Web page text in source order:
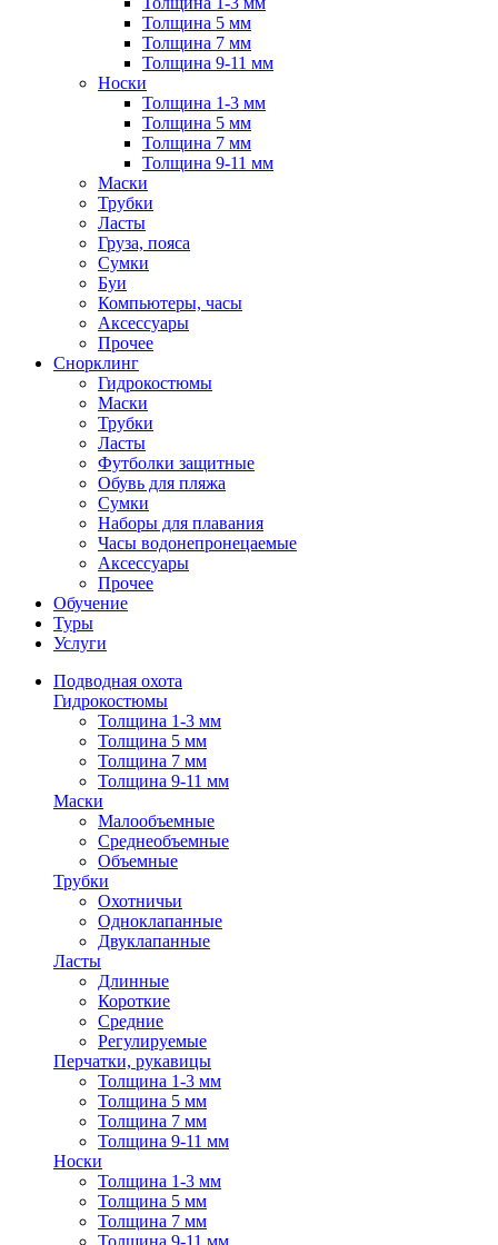
Толщина 5 мм
Толщина 7 мм
Толщина 9-11 мм
Носки
Толщина 1-3 мм
Толщина 5 мм
Толщина 7 мм
Толщина 9-11 мм
Маски
Трубки
Ласты
Груза, пояса
Сумки
Буи
Компьютеры, часы
Аксессуары
Прочее
Снорклинг
Гидрокостюмы
Маски
Трубки
Ласты
Футболки защитные
Обувь для пляжа
Сумки
Наборы для плавания
Часы водонепронецаемые
Аксессуары
Прочее
Обучение
Туры
Услуги
Подводная охота
Гидрокостюмы
Толщина 1-3 мм
Толщина 5 мм
Толщина 7 мм
Толщина 9-11 мм
Маски
Малообъемные
Среднеобъемные
Объемные
Трубки
Охотничьи
Одноклапанные
Двуклапанные
Ласты
Длинные
Короткие
Средние
Регулируемые
Перчатки, рукавицы
Толщина 1-3 мм
Толщина 5 мм
Толщина 7 мм
Толщина 9-11 мм
Носки
Толщина 1-3 мм
Толщина 5 мм
Толщина 7 мм
Толщина 9-11 мм